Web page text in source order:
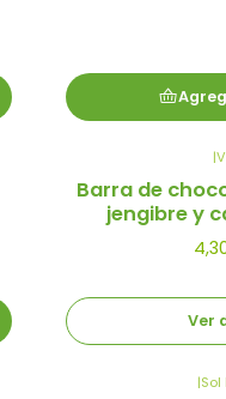
|
Barra de
jengibre y
Ver
|